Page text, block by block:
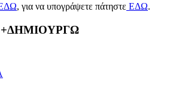
, για να υπογράψετε πάτηστε ΕΔΩ.